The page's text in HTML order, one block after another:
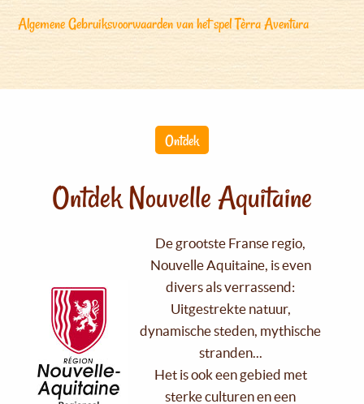
Algemene Gebruiksvoorwaarden van het spel Tèrra Aventura
Ontdek
Ontdek Nouvelle Aquitaine
De grootste Franse regio,
Nouvelle Aquitaine, is even
divers als verrassend:
Uitgestrekte natuur,
dynamische steden, mythische
stranden...
Het is ook een gebied met
sterke culturen en een